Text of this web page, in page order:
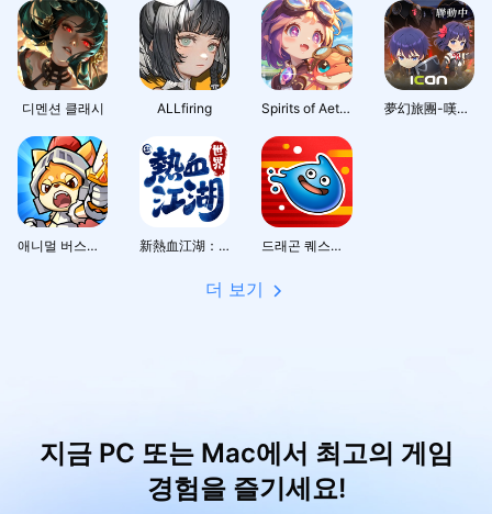
디멘션 클래시 ALLfiring Spirits of Aetheria 夢幻旅團-嘆氣的亡靈想隱退聯動
애니멀 버스터즈 : 방치형RPG 新熱血江湖：世界 드래곤 퀘스트 스매시 그로우 드퀘 로그라이트 RPG
더 보기
지금 PC 또는 Mac에서 최고의 게임
경험을 즐기세요!